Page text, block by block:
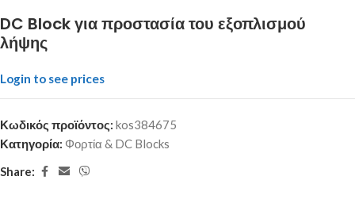
DC Block για προστασία του εξοπλισμού
λήψης
Login to see prices
Κωδικός προϊόντος: kos384675
Κατηγορία: Φορτία & DC Blocks
Share: